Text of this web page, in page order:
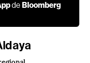
deBloomberg